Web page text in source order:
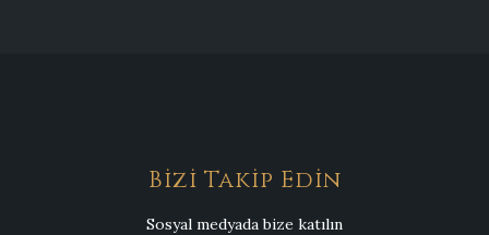
Bizi Takip Edin
Sosyal medyada bize katılın